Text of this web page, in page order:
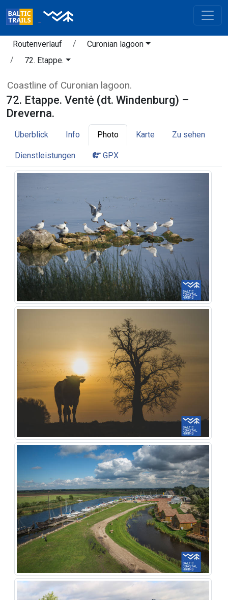
Routenverlauf
Curonian lagoon
72. Etappe.
Coastline of Curonian lagoon.
72. Etappe. Ventė (dt. Windenburg) –
Dreverna.
Überblick Info Photo Karte Zu sehen
Dienstleistungen GPX